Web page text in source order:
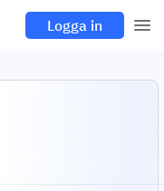
Logga in